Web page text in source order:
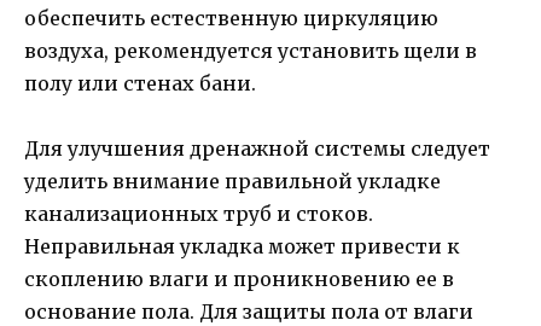
обеспечить естественную циркуляцию
воздуха, рекомендуется установить щели в
полу или стенах бани.
Для улучшения дренажной системы следует
уделить внимание правильной укладке
канализационных труб и стоков.
Неправильная укладка может привести к
скоплению влаги и проникновению ее в
основание пола. Для защиты пола от влаги